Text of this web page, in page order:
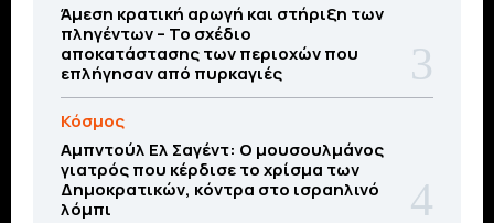
Άμεση κρατική αρωγή και στήριξη των
πληγέντων – Το σχέδιο
αποκατάστασης των περιοχών που
επλήγησαν από πυρκαγιές
Κόσμος
Αμπντούλ Ελ Σαγέντ: Ο μουσουλμάνος
γιατρός που κέρδισε το χρίσμα των
Δημοκρατικών, κόντρα στο ισραηλινό
λόμπι